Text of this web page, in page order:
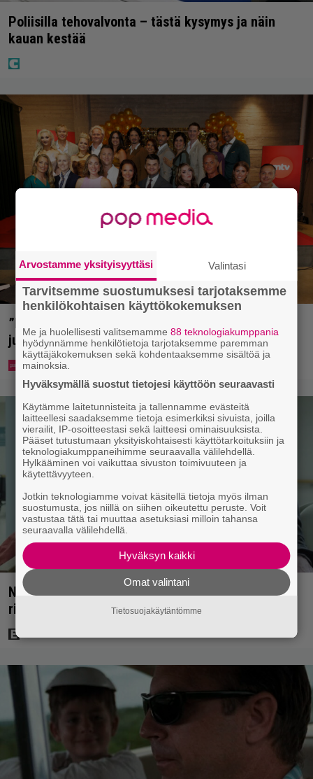
Poliisilla tehovalvonta – tästä kysymys ja näin
kauan kestää
”Että semmonen sirkus” – TTK-kilpailijat
julkistettiin ja kansalla on sanottavaa
Nyt Netflixissä: Yksi viime vuosien parhaista
rikossarjoista – IMDB-arvio 8,8
Arvostamme yksityisyyttäsi Valintasi
Tarvitsemme suostumuksesi tarjotaksemme
henkilökohtaisen käyttökokemuksen
Me ja huolellisesti valitsemamme88 teknologiakumppania
hyödynnämme henkilötietoja tarjotaksemme paremman
käyttäjäkokemuksen sekä kohdentaaksemme sisältöä ja
mainoksia.
Hyväksymällä suostut tietojesi käyttöön seuraavasti
Käytämme laitetunnisteita ja tallennamme evästeitä
laitteellesi saadaksemme tietoja esimerkiksi sivuista, joilla
vierailit, IP-osoitteestasi sekä laitteesi ominaisuuksista.
Pääset tutustumaan yksityiskohtaisesti käyttötarkoituksiin ja
teknologiakumppaneihimme seuraavalla välilehdellä.
Hylkääminen voi vaikuttaa sivuston toimivuuteen ja
käytettävyyteen.
Jotkin teknologiamme voivat käsitellä tietoja myös ilman
suostumusta, jos niillä on siihen oikeutettu peruste. Voit
vastustaa tätä tai muuttaa asetuksiasi milloin tahansa
seuraavalla välilehdellä.
Hyväksyn kaikki
Omat valintani
Tietosuojakäytäntömme